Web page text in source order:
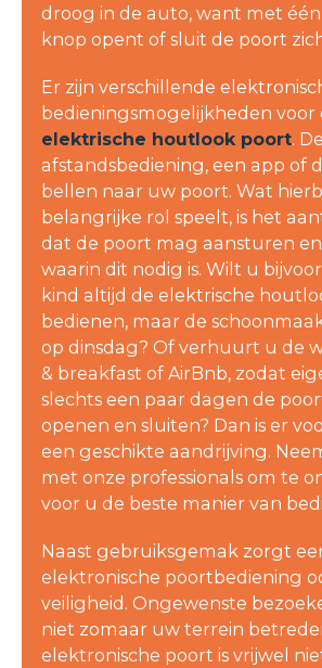
droog in de auto, want met
knop opent of sluit de poort
Er zijn verschillende
bedieningsmogelijkheden voor
elektrische houtlook poort.
afstandsbediening, een app of
bellen naar uw poort. Wat
belangrijke rol speelt, is het
dat de poort mag aansturen
waarin dit nodig is. Wilt u
kind altijd de elektrische
bedienen, maar de
op dinsdag? Of verhuurt u de
& breakfast of AirBnb, zodat
slechts een paar dagen de
openen en sluiten? Dan is er
een geschikte aandrijving.
met onze professionals om te
voor u de beste manier van
Naast gebruiksgemak zorgt
elektronische poortbediening
veiligheid. Ongewenste
niet zomaar uw terrein
elektronische poort is vrijwel